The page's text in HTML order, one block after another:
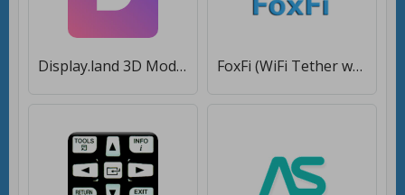
Display.land 3D Modeling: 3D Scanner & Model Maker [Полная версия] FoxFi (WiFi Tether w/o Root) [Premium]